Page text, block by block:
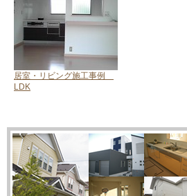
居室・リビング施工事例
LDK